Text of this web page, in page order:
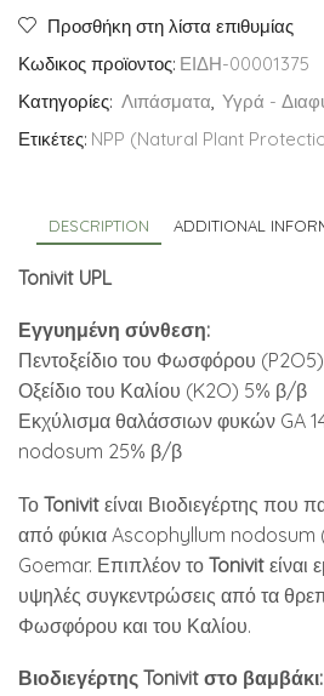
Εκχύλισμα
Φυκών
quantity
Προσθήκη στη λίστα επιθυμίας
Κωδικος προϊοντος: ΕΙΔΗ-00001375
Κατηγορίες: Λιπάσματα, Υγρά -
Ετικέτες: NPP (Natural Plant
DESCRIPTION ADDITIONAL
Tonivit UPL
Εγγυημένη σύνθεση:
Πεντοξείδιο του Φωσφόρου
Οξείδιο του Καλίου (K2O) 5% β/β
Εκχύλισμα θαλάσσιων φυκών GA
nodosum 25% β/β
Το Tonivit είναι Βιοδιεγέρτης που
από φύκια Ascophyllum nodosum
Goemar. Επιπλέον το Tonivit είναι
υψηλές συγκεντρώσεις από τα
Φωσφόρου και του Καλίου.
Βιοδιεγέρτης Tonivit στο βαμβάκι: